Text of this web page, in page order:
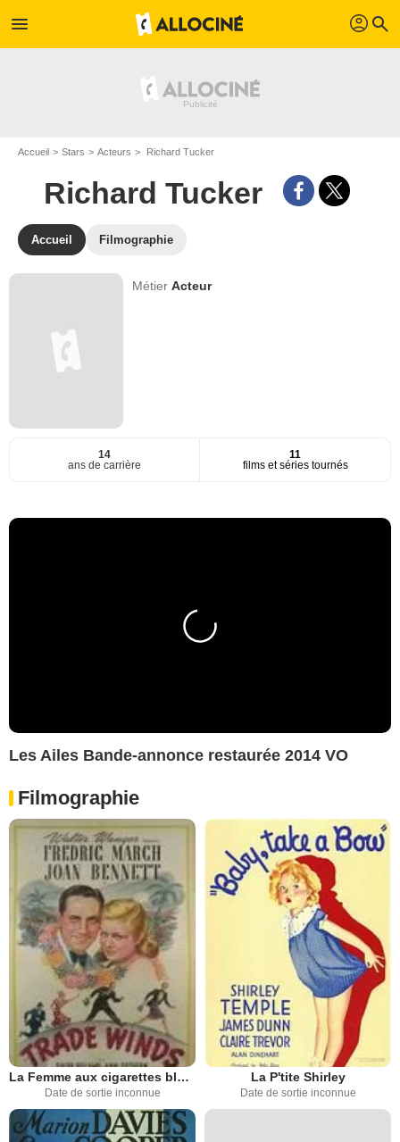
menu profil search
Accueil Stars Acteurs Richard Tucker
Richard Tucker
Accueil Filmographie
MétierActeur
14
ans de carrière
11
films et séries tournés
Les Ailes Bande-annonce restaurée 2014 VO
Filmographie
La Femme aux cigarettes blondes
Date de sortie inconnue
La P'tite Shirley
Date de sortie inconnue